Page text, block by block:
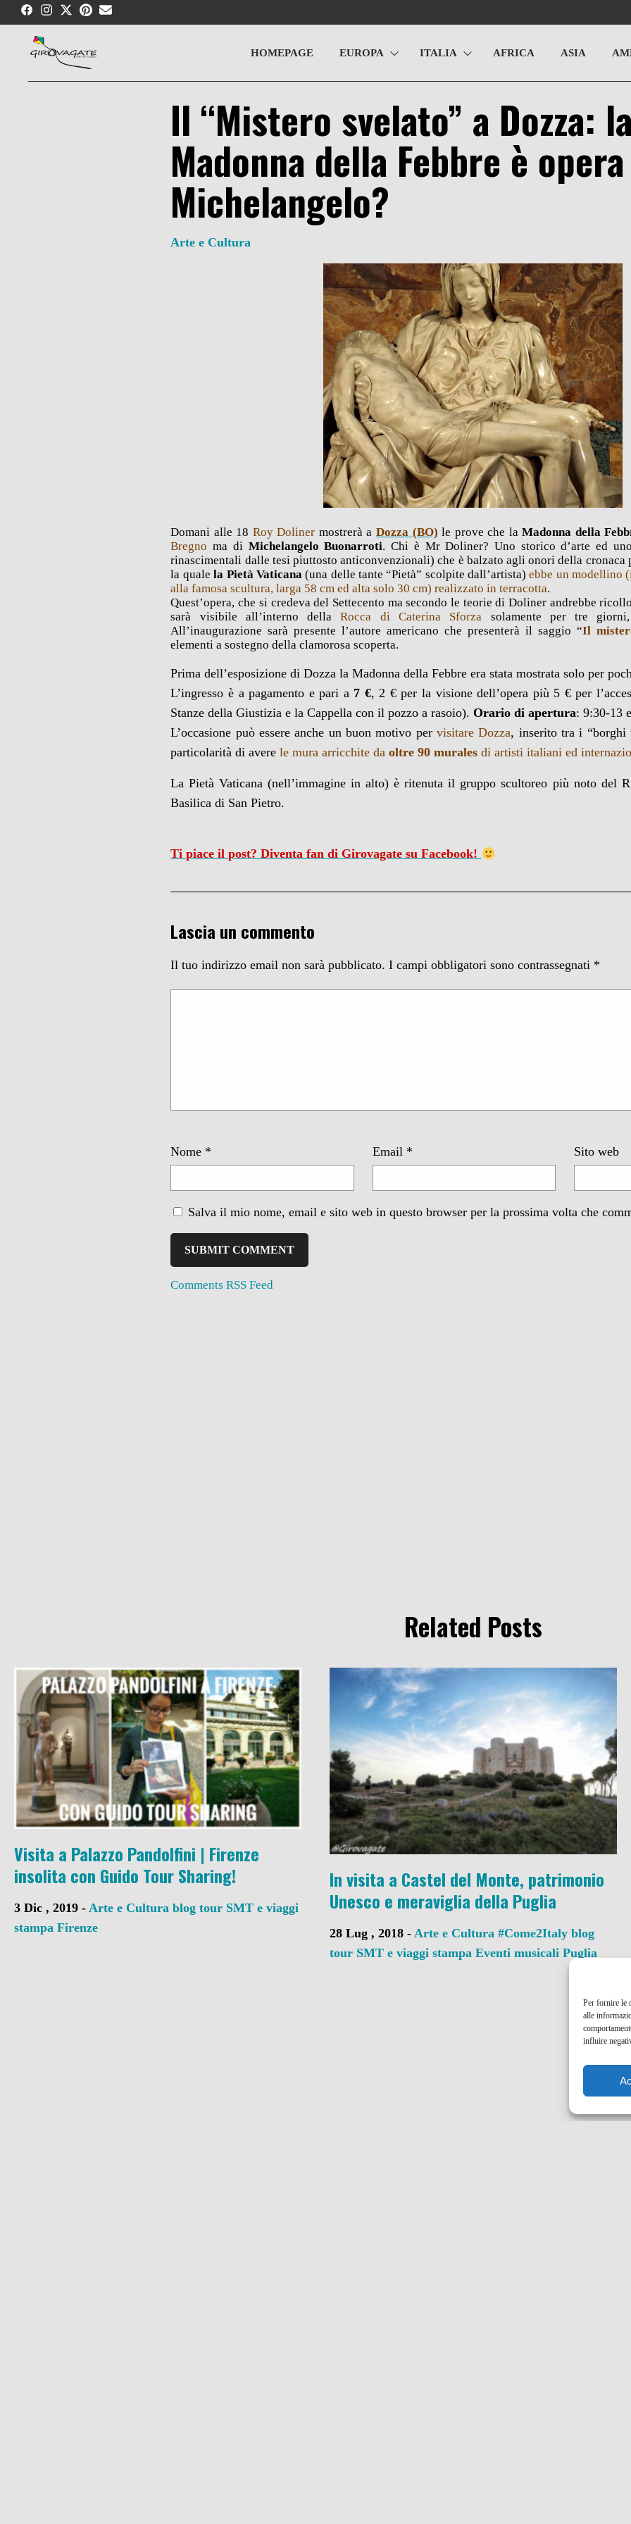
Per fornire le
alle
influire
Skip
content
HOMEPAGE EUROPA ITALIA AFRICA ASIA
Il “Mistero svelato” a Dozza: la
Madonna della Febbre è
Michelangelo?
Arte e Cultura
Domani alle 18 Roy Doliner mostrerà aDozza (BO) le prove che laMadonna della
Bregno ma di Michelangelo Buonarroti. Chi è Mr Doliner? Uno storico d’arte ed
rinascimentali dalle tesi piuttosto anticonvenzionali) che è balzato agli onori della cronaca
la quale la Pietà Vaticana(una delle tante “Pietà” scolpite dall’artista)ebbe un modellino
alla famosa scultura,larga 58 cm ed alta solo 30 cm) realizzato in terracotta.
Quest’opera, che si credeva del Settecento ma secondo le teorie di Doliner andrebbe
sarà visibile all’interno dellaRocca di Caterina Sforza solamente per tre
All’inaugurazione sarà presente l’autore americano che presenterà il saggio “Il
elementi a sostegno della clamorosa scoperta.
Prima dell’esposizione di Dozza la Madonna della Febbre era stata mostrata solo per
L’ingresso è a pagamento e pari a 7 €, 2 € per la visione dell’opera più 5 € per
Stanze della Giustizia e la Cappella con il pozzo a rasoio). Orario di apertura: 9:30-13
L’occasione può essere anche un buon motivo pervisitare Dozza, inserito tra i “borghi
particolarità di avere le mura arricchite daoltre 90 murales di artisti italiani ed
La Pietà Vaticana (nell’immagine in alto) è ritenuta il gruppo scultoreo più noto del
Basilica di San Pietro.
Ti piace il post? Diventa fan di Girovagate su Facebook!
Lascia un commento
Il tuo indirizzo email non sarà pubblicato. I campi obbligatori sono contrassegnati *
Nome * Email * Sito web
Salva il mio nome, email e sito web in questo browser per la prossima volta che
Comments RSS Feed
Related Posts
Visita a Palazzo Pandolfini | Firenze
insolita con Guido Tour Sharing!
3 Dic , 2019 - Arte e Cultura blog tour SMT e viaggi
stampa Firenze
In visita a Castel del Monte, patrimonio
Unesco e meraviglia della Puglia
28 Lug , 2018 -Arte e Cultura #Come2Italy blog
tour SMT e viaggi stampa Eventi musicali Puglia